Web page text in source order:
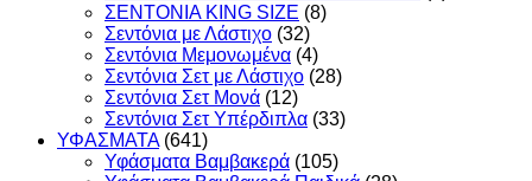
ΣΕΝΤΟΝΙΑ KING SIZE (8)
Σεντόνια με Λάστιχο (32)
Σεντόνια Μεμονωμένα (4)
Σεντόνια Σετ με Λάστιχο (28)
Σεντόνια Σετ Μονά (12)
Σεντόνια Σετ Υπέρδιπλα (33)
ΥΦΑΣΜΑΤΑ (641)
Υφάσματα Βαμβακερά (105)